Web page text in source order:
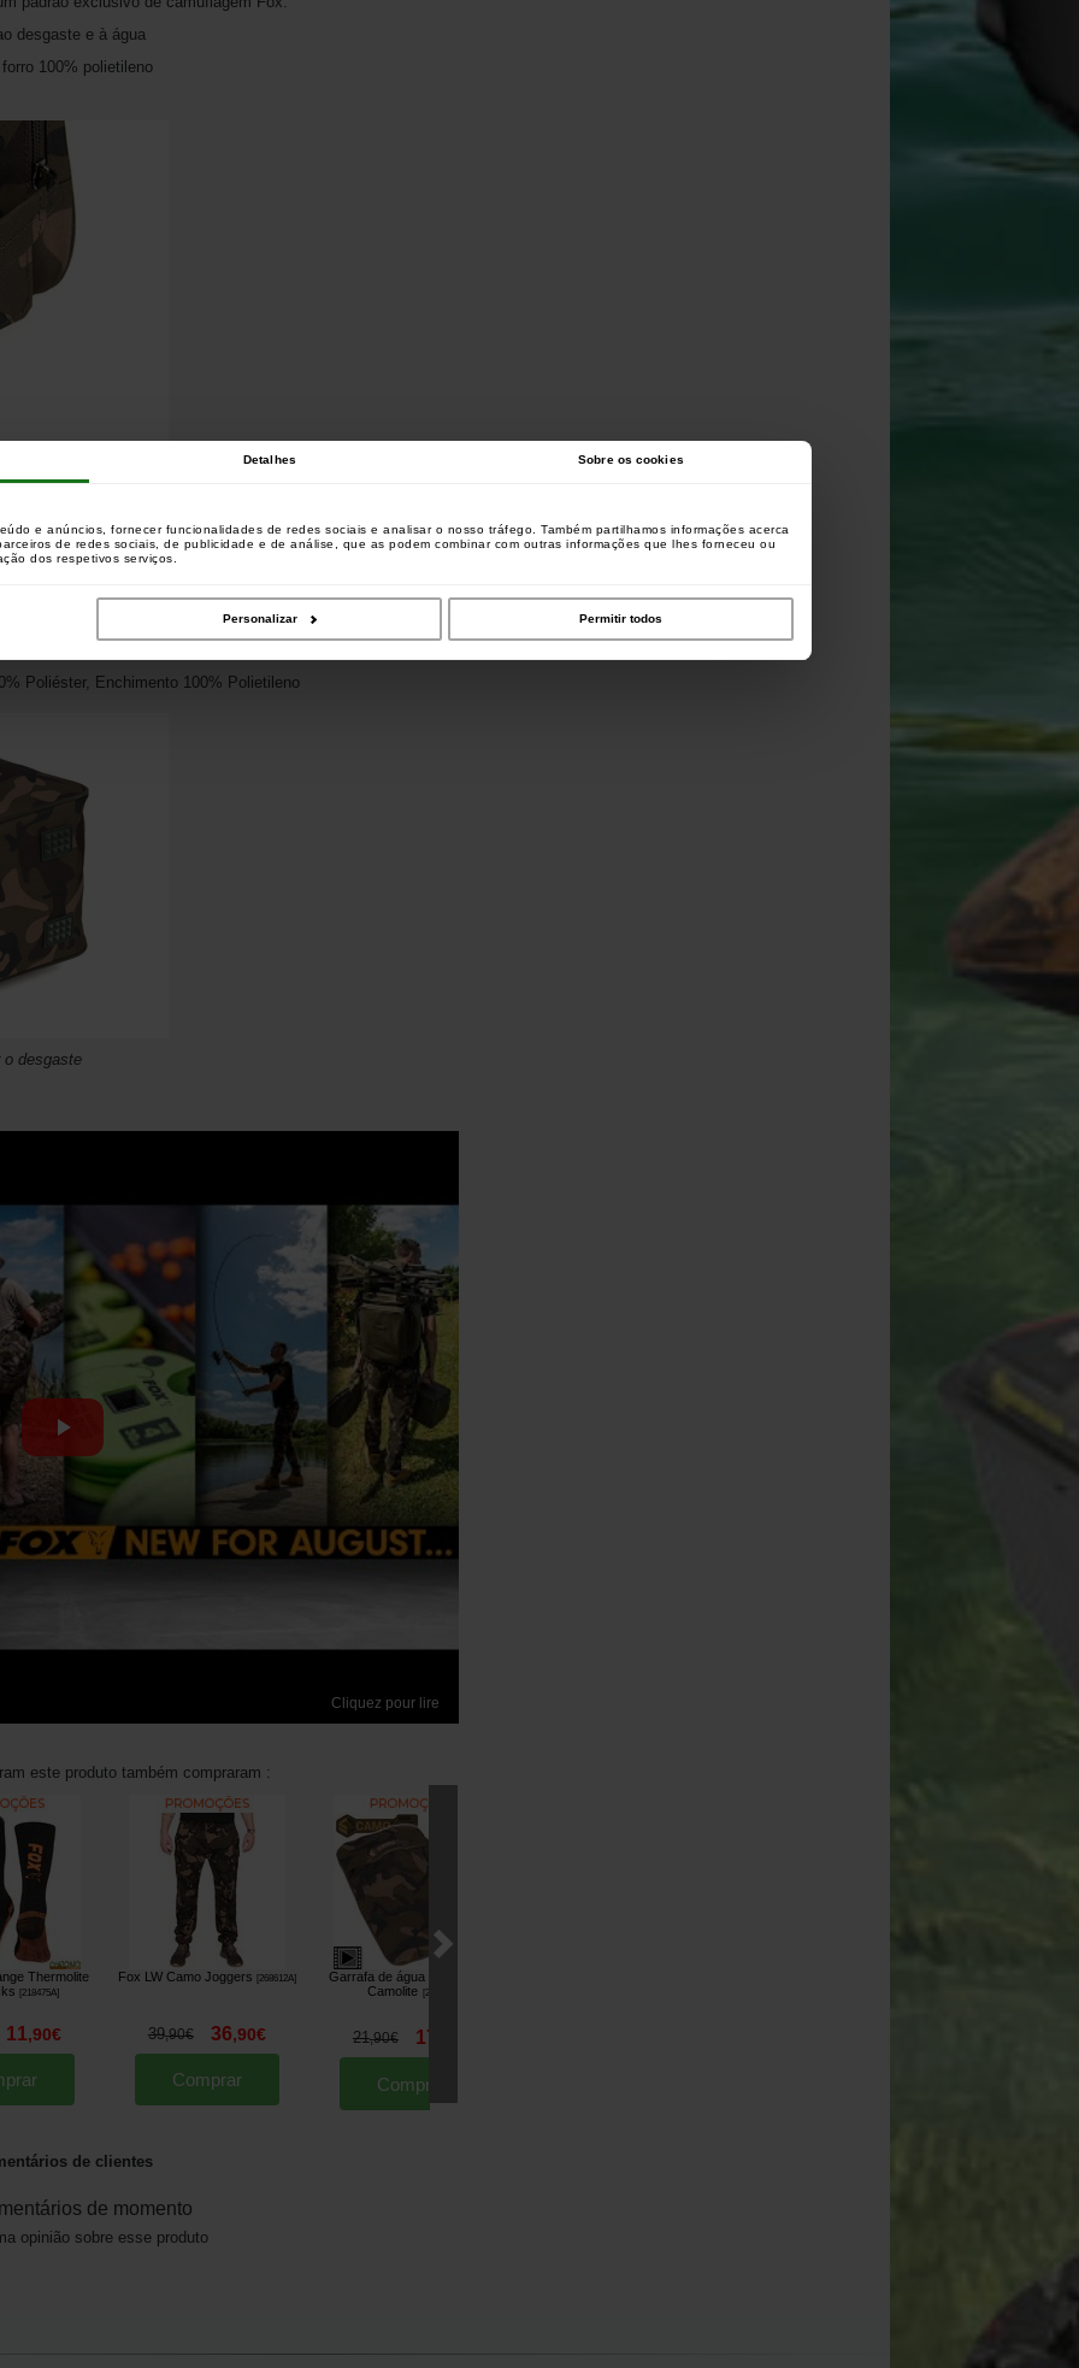
Detalhes Sobre os cookies
e anúncios, fornecer funcionalidades de redes sociais e analisar o nosso tráfego. Também partilhamos informações acerca
de redes sociais, de publicidade e de análise, que as podem combinar com outras informações que lhes forneceu ou
dos respetivos serviços.
Personalizar Permitir todos
desgaste e à água
100% polietileno
botas ou pernaltas
e resistente à água
Poliéster, Enchimento 100% Polietileno
o desgaste
Cliquez pour lire
este produto também compraram :
Thermolite
[218475A]
11,90€
Fox LW Camo Joggers [268612A]
39,90€ 36,90€
Comprar
Garrafa de água quente Fox
Camolite
221850
21,90€ 17
Comprar
de clientes
de momento
opinião sobre esse produto